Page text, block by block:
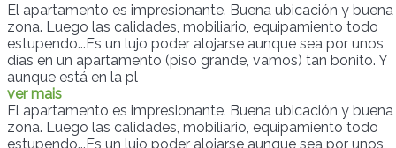
El apartamento es impresionante. Buena ubicación y buena
zona. Luego las calidades, mobiliario, equipamiento todo
estupendo...Es un lujo poder alojarse aunque sea por unos
días en un apartamento (piso grande, vamos) tan bonito. Y
aunque está en la pl
ver mais
El apartamento es impresionante. Buena ubicación y buena
zona. Luego las calidades, mobiliario, equipamiento todo
estupendo...Es un lujo poder alojarse aunque sea por unos